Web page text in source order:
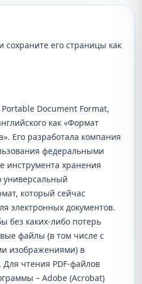
сохраните его страницы как
Portable Document Format,
как «Формат
Его разработала компания
федеральными
инструмента хранения
универсальный
который сейчас
электронных документов.
без каких-либо потерь
файлы (в том числе с
изображениями) в
чтения PDF-файлов
– Adobe (Acrobat)